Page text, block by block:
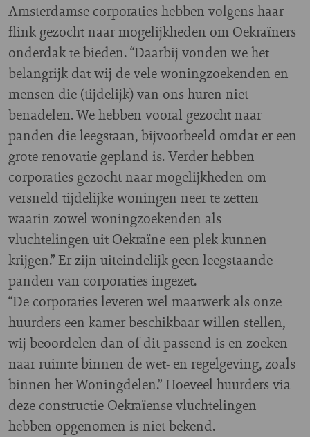
Amsterdamse corporaties hebben volgens haar
flink gezocht naar mogelijkheden om Oekraïners
onderdak te bieden. “Daarbij vonden we het
belangrijk dat wij de vele woningzoekenden en
mensen die (tijdelijk) van ons huren niet
benadelen. We hebben vooral gezocht naar
panden die leegstaan, bijvoorbeeld omdat er een
grote renovatie gepland is. Verder hebben
corporaties gezocht naar mogelijkheden om
versneld tijdelijke woningen neer te zetten
waarin zowel woningzoekenden als
vluchtelingen uit Oekraïne een plek kunnen
krijgen.” Er zijn uiteindelijk geen leegstaande
panden van corporaties ingezet.
“De corporaties leveren wel maatwerk als onze
huurders een kamer beschikbaar willen stellen,
wij beoordelen dan of dit passend is en zoeken
naar ruimte binnen de wet- en regelgeving, zoals
binnen het Woningdelen.” Hoeveel huurders via
deze constructie Oekraïense vluchtelingen
hebben opgenomen is niet bekend.